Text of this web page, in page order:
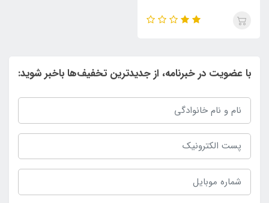
با عضویت در خبرنامه، از جدیدترین تخفیف‌ها باخبر شوید: